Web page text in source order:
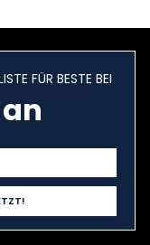
FÜR BESTE BEI